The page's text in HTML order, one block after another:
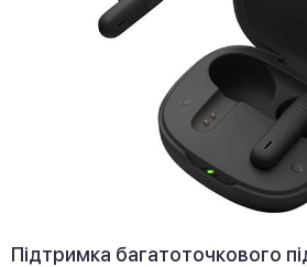
Підтримка багатоточкового